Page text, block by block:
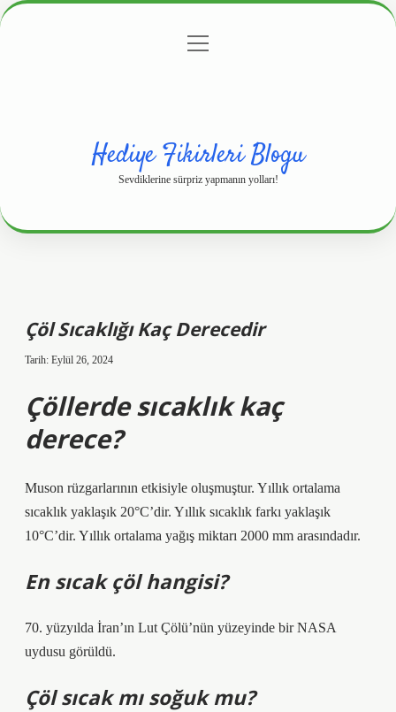
Gizlilik Politikası
menüyü
Hediye Fikirleri Blogu
Sevdiklerine sürpriz yapmanın yolları!
Çöl Sıcaklığı Kaç Derecedir
Tarih: Eylül 26, 2024
Çöllerde sıcaklık kaç
derece?
Muson rüzgarlarının etkisiyle oluşmuştur. Yıllık ortalama
sıcaklık yaklaşık 20°C’dir. Yıllık sıcaklık farkı yaklaşık
10°C’dir. Yıllık ortalama yağış miktarı 2000 mm arasındadır.
En sıcak çöl hangisi?
70. yüzyılda İran’ın Lut Çölü’nün yüzeyinde bir NASA
uydusu görüldü.
Çöl sıcak mı soğuk mu?